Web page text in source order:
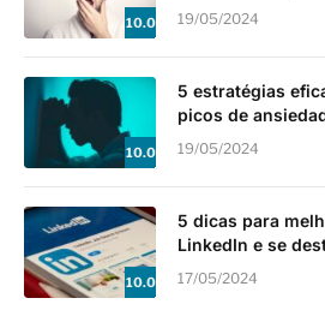
10.0 19/05/2024
10.0
5 estratégias
picos de
19/05/2024
10.0
5 dicas para
LinkedIn e se
17/05/2024